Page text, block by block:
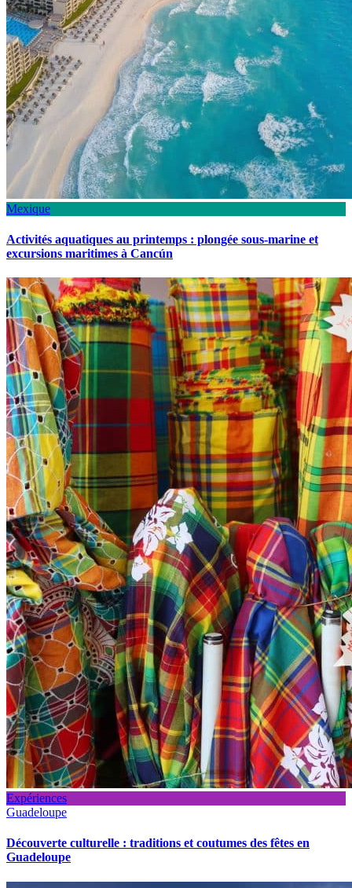
Mexique
Activités aquatiques au printemps : plongée sous-marine et
excursions maritimes à Cancún
Expériences
Guadeloupe
Découverte culturelle : traditions et coutumes des fêtes en
Guadeloupe